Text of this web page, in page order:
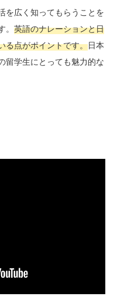
を広く知ってもらうことを
英語のナレーションと日
る点がポイントです。日本
留学生にとっても魅力的な